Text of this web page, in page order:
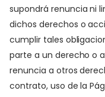
supondrá renuncia ni
dichos derechos o
cumplir tales
parte a un derecho o
renuncia a otros
contrato, uso de la